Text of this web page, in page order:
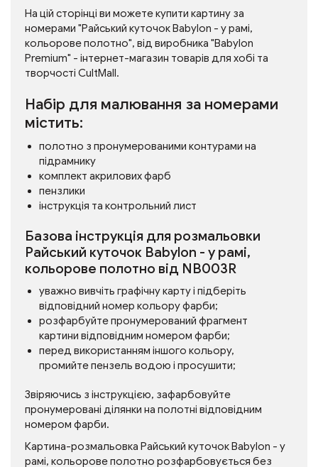
На цій сторінці ви можете купити картину за
номерами "Райський куточок Babylon - у рамі,
кольорове полотно", від виробника "Babylon
Premium" - інтернет-магазин товарів для хобі та
творчості CultMall.
Набір для малювання за номерами
містить:
полотно з пронумерованими контурами на
підрамнику
комплект акрилових фарб
пензлики
інструкція та контрольний лист
Базова інструкція для розмальовки
Райський куточок Babylon - у рамі,
кольорове полотно від NB003R
уважно вивчіть графічну карту і підберіть
відповідний номер кольору фарби;
розфарбуйте пронумерований фрагмент
картини відповідним номером фарби;
перед використанням іншого кольору,
промийте пензель водою і просушити;
Звіряючись з інструкцією, зафарбовуйте
пронумеровані ділянки на полотні відповідним
номером фарби.
Картина-розмальовка Райський куточок Babylon - у
рамі, кольорове полотно розфарбовується без